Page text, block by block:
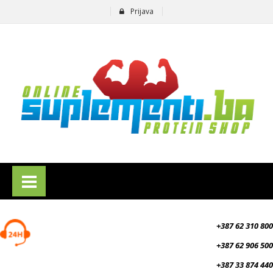
Prijava
+387 62 310 800
+387 62 906 500
+387 33 874 440